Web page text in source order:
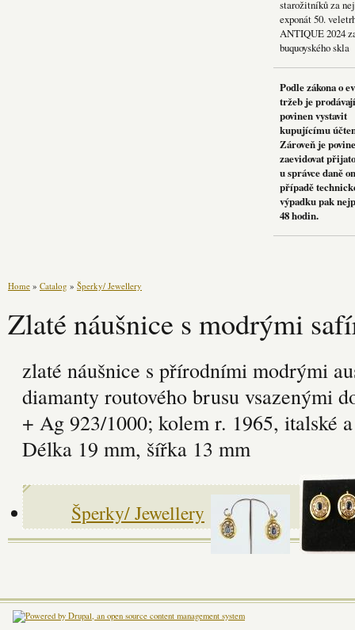
starožitníků za
exponát 50.
ANTIQUE 2024
buquoyského skla
Podle zákona o
tržeb je
povinen vystavit
kupujícímu
Zároveň je
zaevidovat
u správce daně
případě
výpadku pak
48 hodin.
Home » Catalog » Šperky/ Jewellery
Zlaté náušnice s modrými
zlaté náušnice s přírodními modrými
diamanty routového brusu vsazenými
+ Ag 923/1000; kolem r. 1965, italské
Délka 19 mm, šířka 13 mm
Šperky/ Jewellery